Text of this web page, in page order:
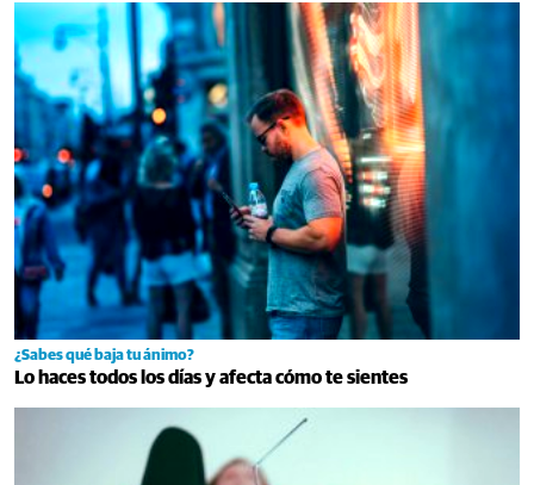
¿Sabes qué baja tu ánimo?
Lo haces todos los días y afecta cómo te sientes